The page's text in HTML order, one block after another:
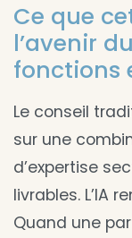
Ce que
l’avenir
fonctions
Le conseil
sur une
d’expertise
livrables. L’IA
Quand une